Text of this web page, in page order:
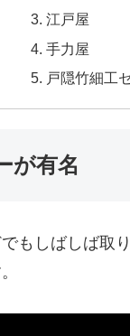
江戸屋
手力屋
戸隠竹細工
が有名
もしばしば取